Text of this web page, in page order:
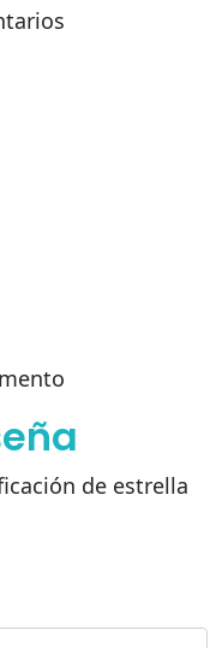
de estrella